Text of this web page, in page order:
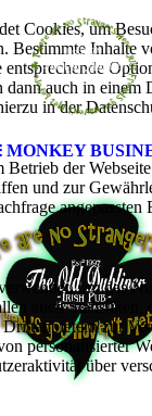
MONKEY
Cookies, um
Bestimmte Inhalte
entsprechende
dann auch in einem
in der
Betrieb der
und zur
angepassten
um das
auch Statistiken,
zur
personalisierter
über